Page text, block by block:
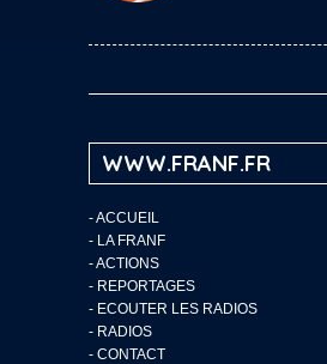
WWW.FRANF.FR
-ACCUEIL
- LA FRANF
-ACTIONS
- REPORTAGES
- ECOUTER LES RADIOS
- RADIOS
- CONTACT